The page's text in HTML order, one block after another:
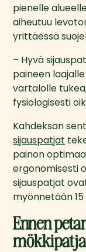
pienelle
aiheutuu
yrittäessä
– Hyvä
paineen
vartalolle
fysiologisesti
Kahdeksan
sijauspatjat
painon
ergonomisesti
sijauspatjat
myönnetään
Ennen